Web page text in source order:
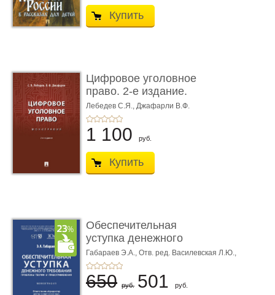
Купить
Цифровое уголовное
право. 2-е издание.
Монограф ...
Лебедев С.Я., Джафарли В.Ф.
1 100 руб.
Купить
Обеспечительная
уступка денежного
требования ...
Габараев Э.А., Отв. ред. Василевская Л.Ю.,
вступ. сл. Каретина М.Г.
650 руб. 501 руб.